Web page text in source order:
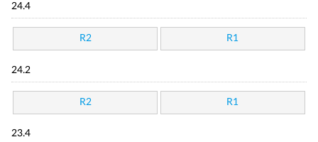
24.4
R2 R1
24.2
R2 R1
23.4